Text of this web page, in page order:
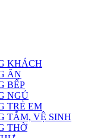
KHÁCH
ĂN
BẾP
NGỦ
TRẺ EM
TẮM, VỆ SINH
THỜ